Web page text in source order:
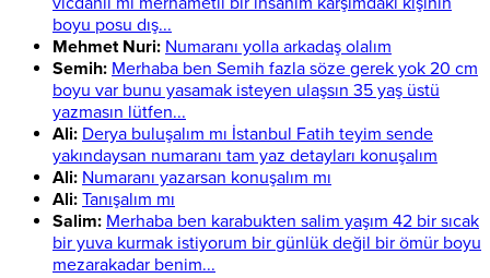
boyu posu dış...
Mehmet Nuri: Numaranı yolla arkadaş olalım
Semih: Merhaba ben Semih fazla söze gerek yok 20 cm
boyu var bunu yasamak isteyen ulaşsın 35 yaş üstü
yazmasın lütfen...
Ali: Derya buluşalım mı İstanbul Fatih teyim sende
yakındaysan numaranı tam yaz detayları konuşalım
Ali: Numaranı yazarsan konuşalım mı
Ali: Tanışalım mı
Salim: Merhaba ben karabukten salim yaşım 42 bir sıcak
bir yuva kurmak istiyorum bir günlük değil bir ömür boyu
mezarakadar benim...